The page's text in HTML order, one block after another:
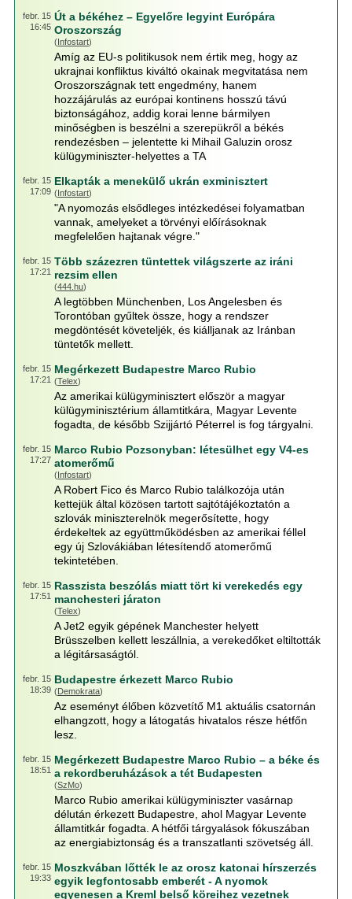
febr. 15
16:45
Út a békéhez – Egyelőre legyint Európára
Oroszország
(Infostart)
Amíg az EU-s politikusok nem értik meg, hogy az
ukrajnai konfliktus kiváltó okainak megvitatása nem
Oroszországnak tett engedmény, hanem
hozzájárulás az európai kontinens hosszú távú
biztonságához, addig korai lenne bármilyen
minőségben is beszélni a szerepükről a békés
rendezésben – jelentette ki Mihail Galuzin orosz
külügyminiszter-helyettes a TA
febr. 15
17:09
Elkapták a menekülő ukrán exminisztert
(Infostart)
"A nyomozás elsődleges intézkedései folyamatban
vannak, amelyeket a törvényi előírásoknak
megfelelően hajtanak végre."
febr. 15
17:21
Több százezren tüntettek világszerte az iráni
rezsim ellen
(444.hu)
A legtöbben Münchenben, Los Angelesben és
Torontóban gyűltek össze, hogy a rendszer
megdöntését követeljék, és kiálljanak az Iránban
tüntetők mellett.
febr. 15
17:21
Megérkezett Budapestre Marco Rubio
(Telex)
Az amerikai külügyminisztert először a magyar
külügyminisztérium államtitkára, Magyar Levente
fogadta, de később Szijjártó Péterrel is fog tárgyalni.
febr. 15
17:27
Marco Rubio Pozsonyban: létesülhet egy V4-es
atomerőmű
(Infostart)
A Robert Fico és Marco Rubio találkozója után
kettejük által közösen tartott sajtótájékoztatón a
szlovák miniszterelnök megerősítette, hogy
érdekeltek az együttműködésben az amerikai féllel
egy új Szlovákiában létesítendő atomerőmű
tekintetében.
febr. 15
17:51
Rasszista beszólás miatt tört ki verekedés egy
manchesteri járaton
(Telex)
A Jet2 egyik gépének Manchester helyett
Brüsszelben kellett leszállnia, a verekedőket eltiltották
a légitársaságtól.
febr. 15
18:39
Budapestre érkezett Marco Rubio
(Demokrata)
Az eseményt élőben közvetítő M1 aktuális csatornán
elhangzott, hogy a látogatás hivatalos része hétfőn
lesz.
febr. 15
18:51
Megérkezett Budapestre Marco Rubio – a béke és
a rekordberuházások a tét Budapesten
(SzMo)
Marco Rubio amerikai külügyminiszter vasárnap
délután érkezett Budapestre, ahol Magyar Levente
államtitkár fogadta. A hétfői tárgyalások fókuszában
az energiabiztonság és a transzatlanti szövetség áll.
febr. 15
19:33
Moszkvában lőtték le az orosz katonai hírszerzés
egyik legfontosabb emberét - A nyomok
egyenesen a Kreml belső köreihez vezetnek